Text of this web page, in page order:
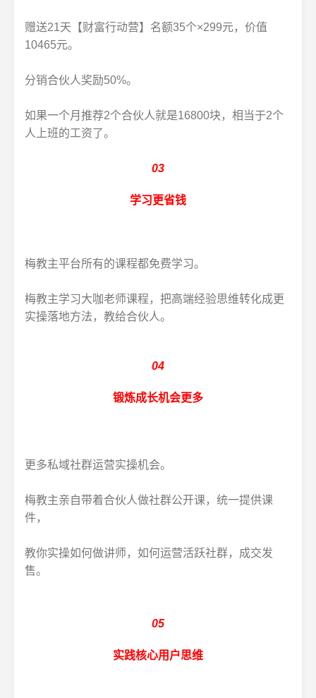
赠送21天【财富行动营】名额35个×299元，价值
10465元。
分销合伙人奖励50%。
如果一个月推荐2个合伙人就是16800块，相当于2个
人上班的工资了。
03
学习更省钱
梅教主平台所有的课程都免费学习。
梅教主学习大咖老师课程，把高端经验思维转化成更
实操落地方法，教给合伙人。
04
锻炼成长机会更多
更多私域社群运营实操机会。
梅教主亲自带着合伙人做社群公开课，统一提供课
件，
教你实操如何做讲师，如何运营活跃社群，成交发
售。
05
实践核心用户思维